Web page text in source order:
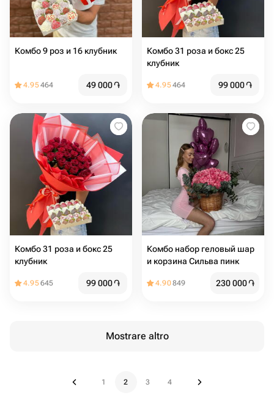
Комбо 9 роз и 16 клубник
4.95464 49 000֏
Комбо 31 роза и бокс 25
клубник
4.95464 99 000֏
Комбо 31 роза и бокс 25
клубник
4.95645 99 000֏
Комбо набор геловый шар
и корзина Сильва пинк
4.90849 230 000֏
Mostrare altro
1 2 3 4